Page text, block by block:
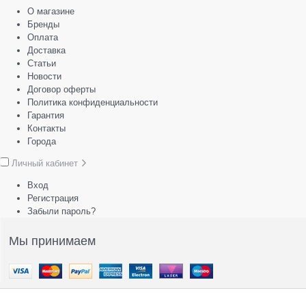
О магазине
Бренды
Оплата
Доставка
Статьи
Новости
Договор оферты
Политика конфиденциальности
Гарантия
Контакты
Города
Личный кабинет
Вход
Регистрация
Забыли пароль?
Мы принимаем